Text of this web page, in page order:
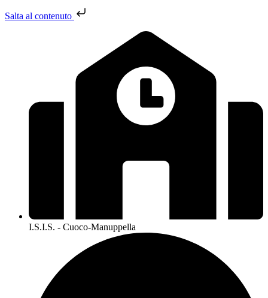
Salta al contenuto
I.S.I.S. - Cuoco-Manuppella